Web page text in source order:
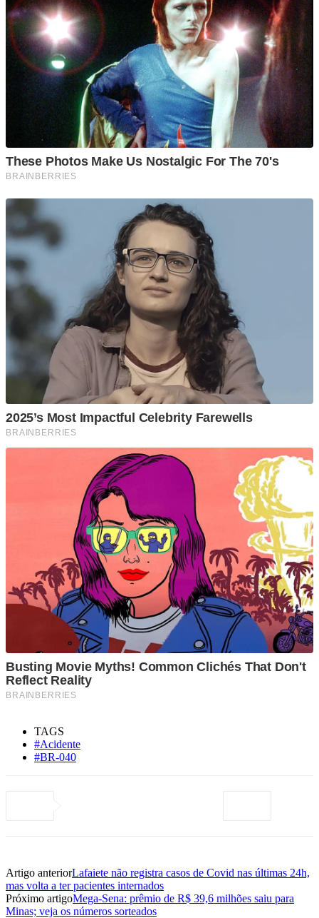
TAGS
#Acidente
#BR-040
Artigo anteriorLafaiete não registra casos de Covid nas últimas 24h,
mas volta a ter pacientes internados
Próximo artigoMega-Sena: prêmio de R$ 39,6 milhões saiu para
Minas; veja os números sorteados